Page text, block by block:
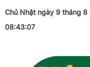
Chủ Nhật ngày 9 tháng 8
08:43:07